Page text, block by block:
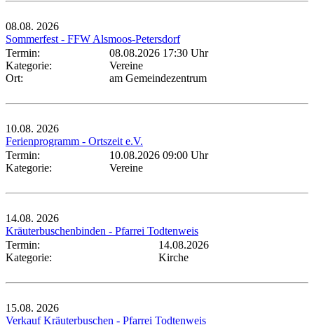
08.08. 2026
Sommerfest - FFW Alsmoos-Petersdorf
Termin:
08.08.2026 17:30 Uhr
Kategorie:
Vereine
Ort:
am Gemeindezentrum
10.08. 2026
Ferienprogramm - Ortszeit e.V.
Termin:
10.08.2026 09:00 Uhr
Kategorie:
Vereine
14.08. 2026
Kräuterbuschenbinden - Pfarrei Todtenweis
Termin:
14.08.2026
Kategorie:
Kirche
15.08. 2026
Verkauf Kräuterbuschen - Pfarrei Todtenweis